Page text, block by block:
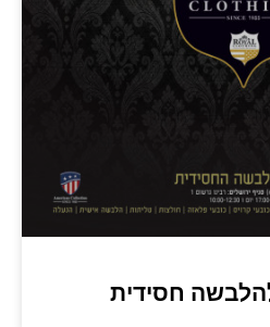
חסידית